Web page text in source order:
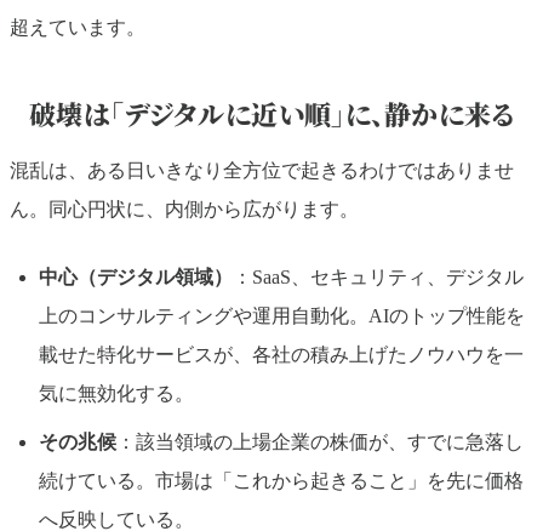
超えています。
破壊は「デジタルに近い順」に、静かに来る
混乱は、ある日いきなり全方位で起きるわけではありませ
ん。同心円状に、内側から広がります。
中心（デジタル領域）
：SaaS、セキュリティ、デジタル
上のコンサルティングや運用自動化。AIのトップ性能を
載せた特化サービスが、各社の積み上げたノウハウを一
気に無効化する。
その兆候 ：該当領域の上場企業の株価が、すでに急落し
続けている。市場は「これから起きること」を先に価格
へ反映している。